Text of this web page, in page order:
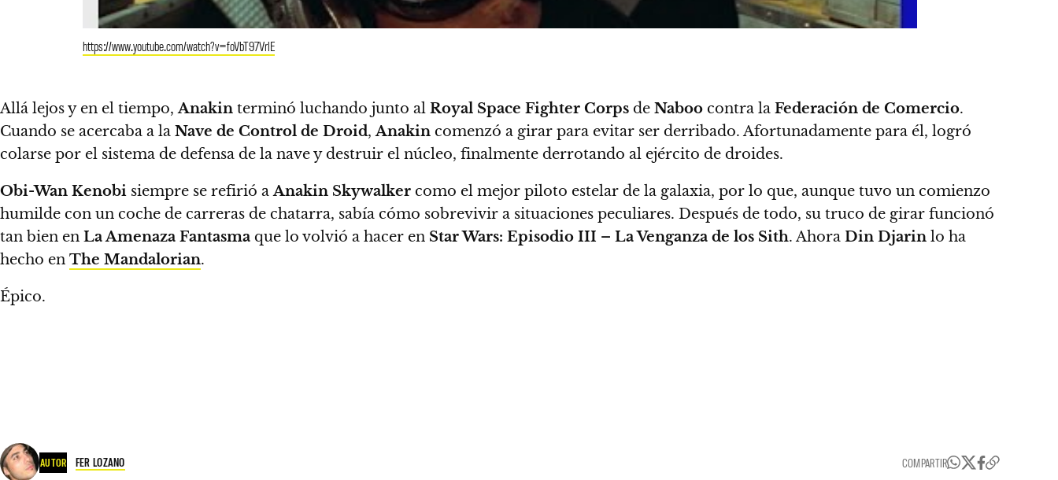
https://www.youtube.com/watch?v=foVbT97VrlE
Allá lejos y en el tiempo,Anakin terminó luchando junto al Royal Space Fighter Corps de Naboo contra la Federación de Comercio.
Cuando se acercaba a la Nave de Control de Droid,Anakin comenzó a girar para evitar ser derribado. Afortunadamente para él, logró
colarse por el sistema de defensa de la nave y destruir el núcleo, finalmente derrotando al ejército de droides.
Obi-Wan Kenobi siempre se refirió aAnakin Skywalker como el mejor piloto estelar de la galaxia, por lo que, aunque tuvo un comienzo
humilde con un coche de carreras de chatarra, sabía cómo sobrevivir a situaciones peculiares. Después de todo, su truco de girar funcionó
tan bien en La Amenaza Fantasma que lo volvió a hacer en Star Wars: Episodio III – La Venganza de los Sith. Ahora Din Djarin lo ha
hecho en The Mandalorian.
Épico.
AUTOR FER LOZANO COMPARTIR